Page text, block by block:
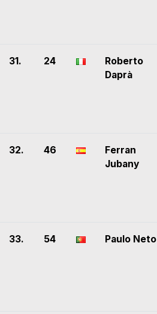
31. 24
Roberto
Daprà
32. 46
Ferran
Jubany
33. 54 Paulo Neto